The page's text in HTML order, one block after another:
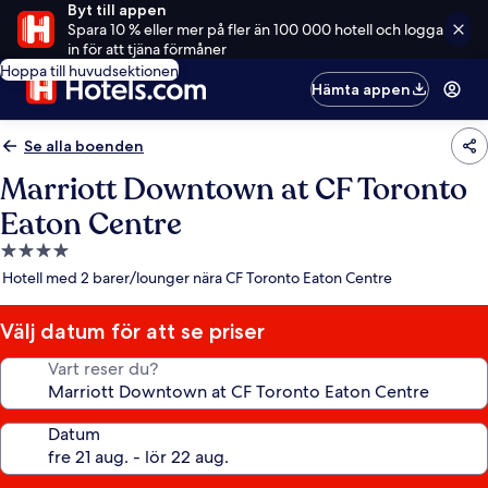
Byt till appen
Spara 10 % eller mer på fler än 100 000 hotell och logga
in för att tjäna förmåner
Hoppa till huvudsektionen
Hämta appen
Se alla boenden
Marriott Downtown at CF Toronto
Eaton Centre
4.0-
stjärnigt
Hotell med 2 barer/lounger nära CF Toronto Eaton Centre
Välj datum för att se priser
Vart reser du?
Datum